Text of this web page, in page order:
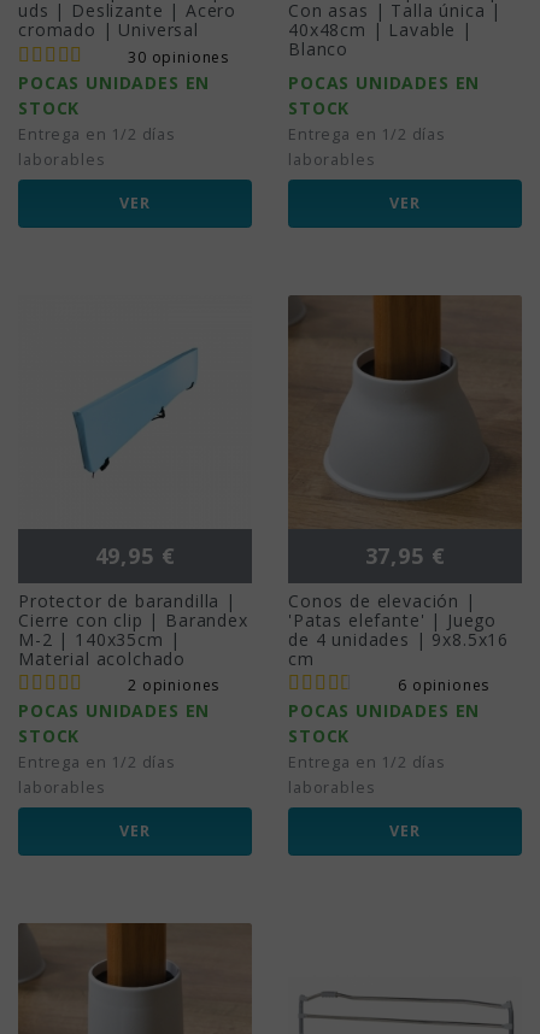
uds | Deslizante | Acero
cromado | Universal
30 opiniones
POCAS UNIDADES EN
STOCK
Entrega en 1/2 días
laborables
VER
Con asas | Talla única |
40x48cm | Lavable |
Blanco
POCAS UNIDADES EN
STOCK
Entrega en 1/2 días
laborables
VER
Precio
49,95 €
Protector de barandilla |
Cierre con clip | Barandex
M-2 | 140x35cm |
Material acolchado
2 opiniones
POCAS UNIDADES EN
STOCK
Entrega en 1/2 días
laborables
VER
Precio
37,95 €
Conos de elevación |
'Patas elefante' | Juego
de 4 unidades | 9x8.5x16
cm
6 opiniones
POCAS UNIDADES EN
STOCK
Entrega en 1/2 días
laborables
VER